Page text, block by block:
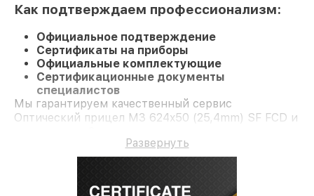
Как подтверждаем профессионализм:
Официальное подтверждение
Сертификаты на приборы
Официальные комплектующие
Сертификационные документы
специалистов
Мы гарантируем качественный сервис
Оптический прицел M3 624x50 (25,4mm) SF FCD и
Развернуть